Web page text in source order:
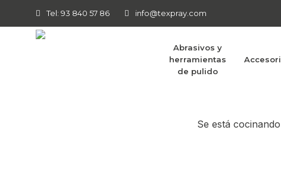
Tel: 93 840 57 86 info@texpray.com
Abrasivos y
herramientas
de pulido
Tenemos
Se está